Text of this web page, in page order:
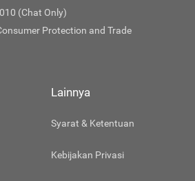
(Chat Only)
Protection and Trade
Lainnya
Syarat & Ketentuan
Kebijakan Privasi